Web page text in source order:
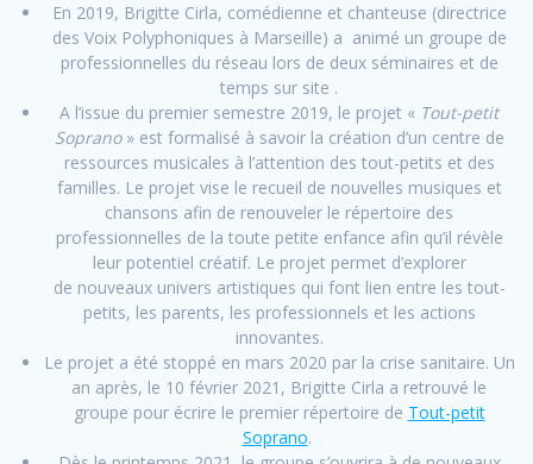
En 2019, Brigitte Cirla, comédienne et chanteuse (directrice
des Voix Polyphoniques à Marseille) a animé un groupe de
professionnelles du réseau lors de deux séminaires et de
temps sur site .
A l’issue du premier semestre 2019, le projet « Tout-petit
Soprano » est formalisé à savoir la création d’un centre de
ressources musicales à l’attention des tout-petits et des
familles. Le projet vise le recueil de nouvelles musiques et
chansons afin de renouveler le répertoire des
professionnelles de la toute petite enfance afin qu’il révèle
leur potentiel créatif. Le projet permet d’explorer
de nouveaux univers artistiques qui font lien entre les tout-
petits, les parents, les professionnels et les actions
innovantes.
Le projet a été stoppé en mars 2020 par la crise sanitaire. Un
an après, le 10 février 2021, Brigitte Cirla a retrouvé le
groupe pour écrire le premier répertoire de Tout-petit
Soprano.